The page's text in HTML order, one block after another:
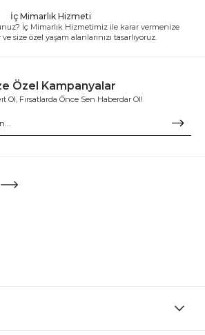
İç Mimarlık Hizmeti
İç Mimarlık Hizmetimiz ile karar vermenize
size özel yaşam alanlarınızı tasarlıyoruz.
Özel Kampanyalar
Ol, Fırsatlarda Önce Sen Haberdar Ol!